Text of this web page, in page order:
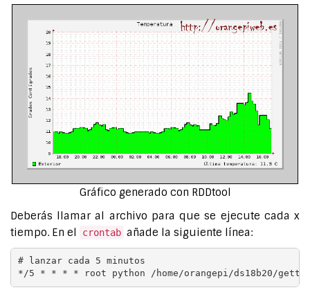
Gráfico generado con RDDtool
Deberás llamar al archivo para que se ejecute cada x
tiempo. En el
crontab añade la siguiente línea:
# lanzar cada 5 minutos
*/5 * * * * root python /home/orangepi/ds18b20/